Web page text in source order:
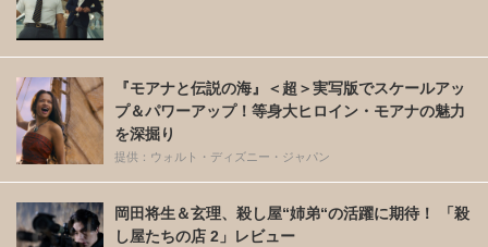
『モアナと伝説の海』＜超＞実写版でスケールアッ
プ＆パワーアップ！等身大ヒロイン・モアナの魅力
を深掘り
提供：ウォルト・ディズニー・ジャパン
岡田将生＆玄理、殺し屋“姉弟“の活躍に期待！ 「殺
し屋たちの店 2」レビュー